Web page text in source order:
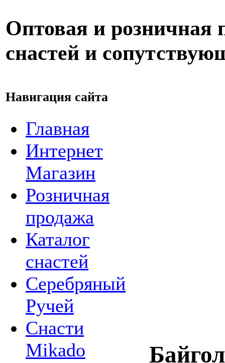
Оптовая и розничная
снастей и
Навигация сайта
Главная
Интернет
Магазин
Розничная
продажа
Каталог
снастей
Серебряный
Ручей
Снасти
Mikado